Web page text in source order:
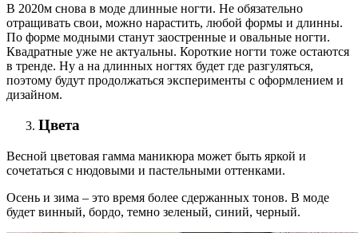
В 2020м снова в моде длинные ногти. Не обязательно
отращивать свои, можно нарастить, любой формы и длинны.
По форме модными станут заостренные и овальные ногти.
Квадратные уже не актуальны. Короткие ногти тоже остаются
в тренде. Ну а на длинных ногтях будет где разгуляться,
поэтому будут продолжаться эксперименты с оформлением и
дизайном.
Цвета
Весной цветовая гамма маникюра может быть яркой и
сочетаться с нюдовыми и пастельными оттенками.
Осень и зима – это время более сдержанных тонов. В моде
будет винный, бордо, темно зеленый, синий, черный.